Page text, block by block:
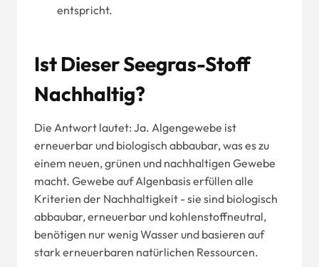
entspricht.
Ist Dieser Seegras-Stoff
Nachhaltig?
Die Antwort lautet: Ja. Algengewebe ist
erneuerbar und biologisch abbaubar, was es zu
einem neuen, grünen und nachhaltigen Gewebe
macht. Gewebe auf Algenbasis erfüllen alle
Kriterien der Nachhaltigkeit - sie sind biologisch
abbaubar, erneuerbar und kohlenstoffneutral,
benötigen nur wenig Wasser und basieren auf
stark erneuerbaren natürlichen Ressourcen.